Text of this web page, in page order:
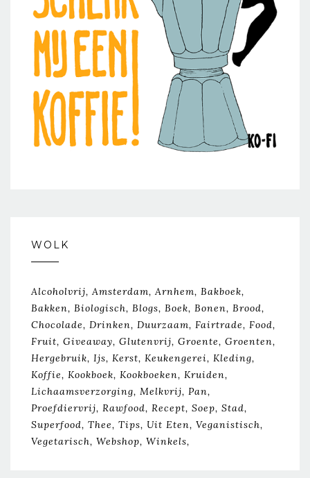
WOLK
Alcoholvrij Amsterdam Arnhem Bakboek
Bakken Biologisch Blogs Boek Bonen Brood
Chocolade
Drinken Duurzaam Fairtrade
Food
Fruit Giveaway Glutenvrij Groente
Groenten
Hergebruik Ijs Kerst Keukengerei Kleding
Koffie
Kookboek Kookboeken Kruiden
Lichaamsverzorging Melkvrij Pan
Proefdiervrij Rawfood Recept Soep Stad
Superfood Thee Tips Uit Eten Veganistisch
Vegetarisch Webshop Winkels